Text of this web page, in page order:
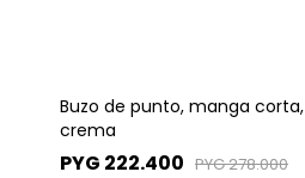
Buzo de punto, manga corta,
crema
PYG 222.400 PYG278.000